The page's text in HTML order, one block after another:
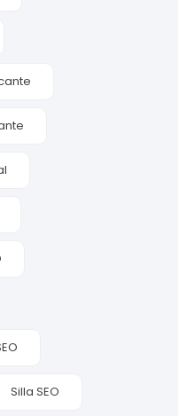
Silla SEO